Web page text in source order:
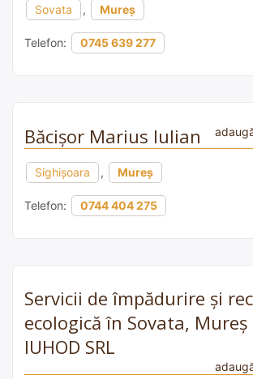
Sovata , Mureș
Telefon: 0745 639 277
Băcișor Marius Iulian
Sighişoara , Mureș
Telefon: 0744 404 275
Servicii de împădurire și
ecologică în Sovata, Mureș
IUHOD SRL